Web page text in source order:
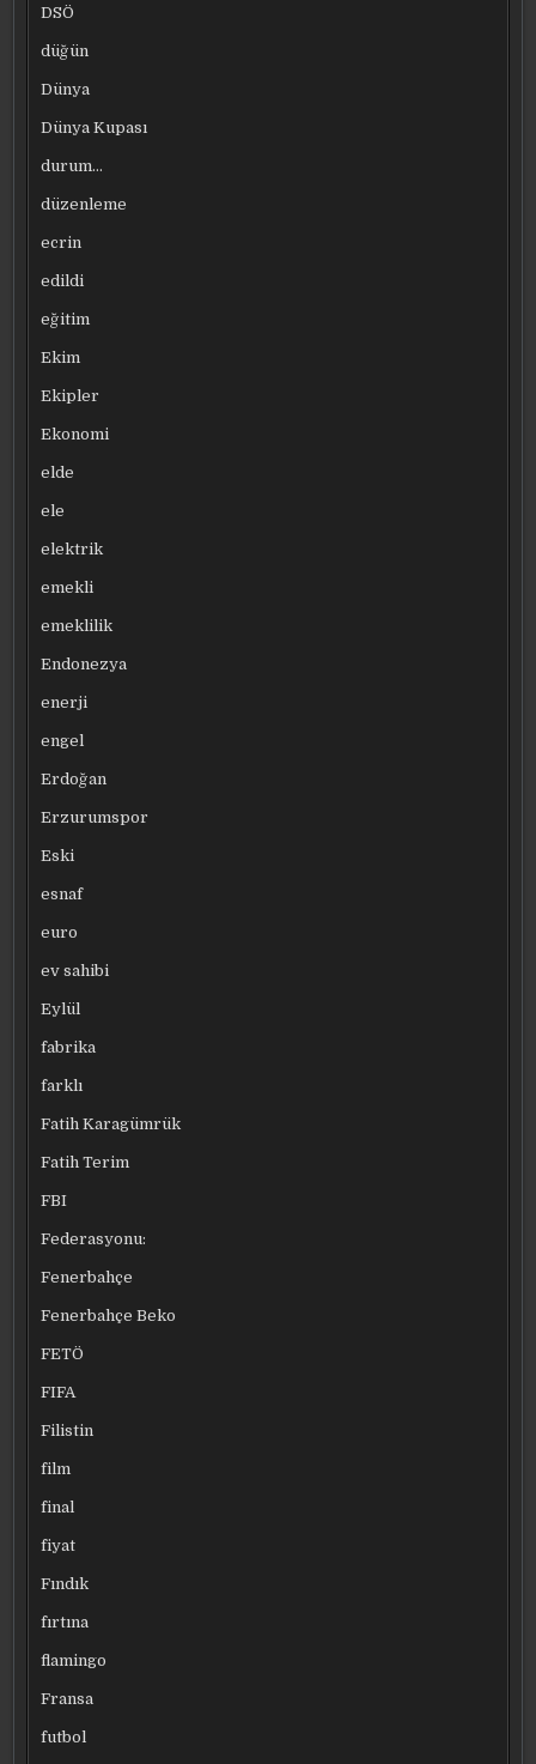
DSÖ
düğün
Dünya
Dünya Kupası
durum…
düzenleme
ecrin
edildi
eğitim
Ekim
Ekipler
Ekonomi
elde
ele
elektrik
emekli
emeklilik
Endonezya
enerji
engel
Erdoğan
Erzurumspor
Eski
esnaf
euro
ev sahibi
Eylül
fabrika
farklı
Fatih Karagümrük
Fatih Terim
FBI
Federasyonu:
Fenerbahçe
Fenerbahçe Beko
FETÖ
FIFA
Filistin
film
final
fiyat
Fındık
fırtına
flamingo
Fransa
futbol